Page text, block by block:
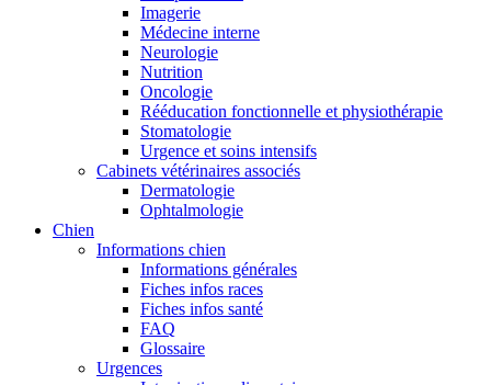
Imagerie
Médecine interne
Neurologie
Nutrition
Oncologie
Rééducation fonctionnelle et physiothérapie
Stomatologie
Urgence et soins intensifs
Cabinets vétérinaires associés
Dermatologie
Ophtalmologie
Chien
Informations chien
Informations générales
Fiches infos races
Fiches infos santé
FAQ
Glossaire
Urgences